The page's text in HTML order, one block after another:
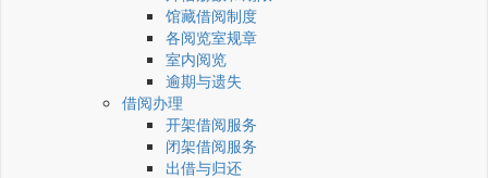
馆藏借阅制度
各阅览室规章
室内阅览
逾期与遗失
借阅办理
开架借阅服务
闭架借阅服务
出借与归还